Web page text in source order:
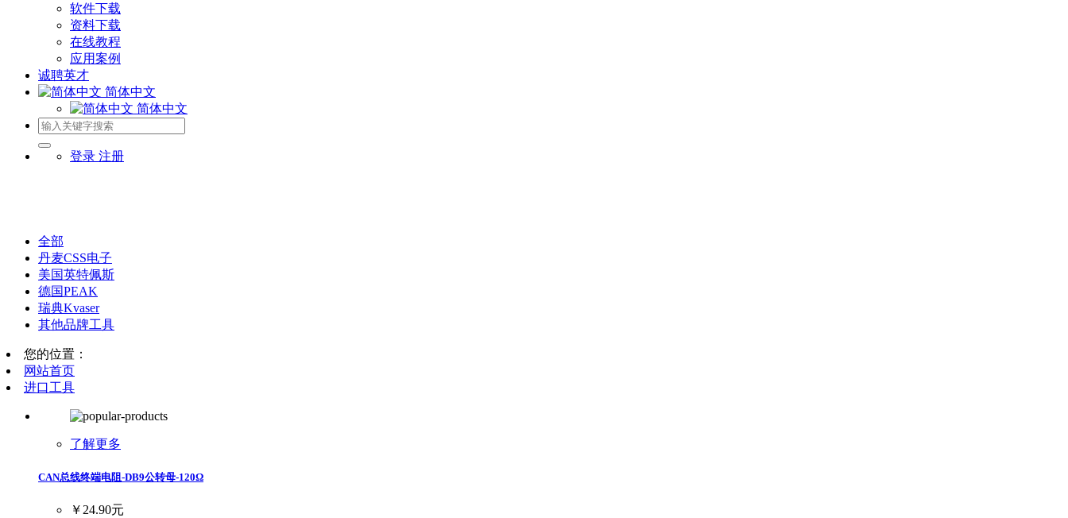
软件下载
资料下载
在线教程
应用案例
诚聘英才
简体中文
简体中文
登录 注册
全部
丹麦CSS电子
美国英特佩斯
德国PEAK
瑞典Kvaser
其他品牌工具
您的位置：
网站首页
进口工具
了解更多
CAN总线终端电阻-DB9公转母-120Ω
￥24.90元